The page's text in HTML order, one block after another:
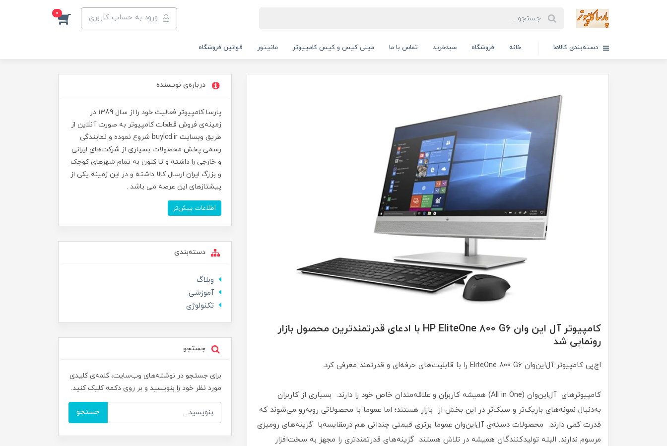
ورود به حساب کاربری 0
دسته‌بندی کالاها خانه فروشگاه سبدخرید تماس با ما مینی کیس و کیس کامپیوتر مانیتور قوانین فروشگاه
کامپیوتر آل این وان HP EliteOne 800 G6 با ادعای قدرتمندترین محصول بازار
رونمایی شد
اچ‌پی کامپیوتر آل‌این‌وان EliteOne 800 G6 را با قابلیت‌های حرفه‌ای و قدرتمند معرفی کرد.
کامپیوترهای آل‌این‌وان (All in One) همیشه کاربران و علاقه‌مندان خاص خود را دارند. بسیاری از کاربران
به‌دنبال نمونه‌های باریک‌تر و سبک‌تر در این بخش از بازار هستند؛ اما عموما با محصولاتی روبه‌رو می‌شوند که
قدرت کمی دارند. محصولات دسته‌ی آل‌این‌وان عموما برتری قیمتی چندانی هم درمقایسه‌با گزینه‌های رومیزی
مرسوم ندارند. البته تولیدکنندگان همیشه در تلاش هستند گزینه‌های قدرتمندتری را مجهز به سخت‌افزار
درباره‌ی نویسنده
پارسا کامپیوتر فعالیت خود را از سال 1389 در
زمینه‌ی فروش قطعات کامپیوتر به صورت آنلاین از
طریق وبسایت buylcd.ir شروع نموده و نمایندگی
رسمی پخش محصولات بسیاری از شرکت‌های ایرانی
و خارجی را داشته و تا کنون به تمام شهرهای کوچک
و بزرگ ایران ارسال کالا داشته و در این زمینه یکی از
پیشتازهای این عرصه می باشد .
اطلاعات بیش‌تر
دسته‌بندی
وبلاگ
آموزشی
تکنولوژی
جستجو
برای جستجو در نوشته‌های وب‌سایت، کلمه‌ی کلیدی
مورد نظر خود را بنویسید و بر روی دکمه کلیک کنید.
جستجو